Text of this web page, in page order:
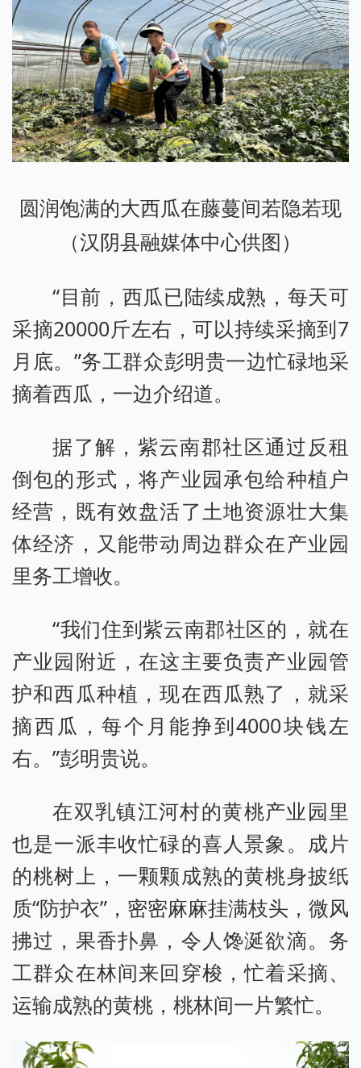
圆润饱满的大西瓜在藤蔓间若隐若现
（汉阴县融媒体中心供图）
“目前，西瓜已陆续成熟，每天可
采摘20000斤左右，可以持续采摘到7
月底。”务工群众彭明贵一边忙碌地采
摘着西瓜，一边介绍道。
据了解，紫云南郡社区通过反租
倒包的形式，将产业园承包给种植户
经营，既有效盘活了土地资源壮大集
体经济，又能带动周边群众在产业园
里务工增收。
“我们住到紫云南郡社区的，就在
产业园附近，在这主要负责产业园管
护和西瓜种植，现在西瓜熟了，就采
摘西瓜，每个月能挣到4000块钱左
右。”彭明贵说。
在双乳镇江河村的黄桃产业园里
也是一派丰收忙碌的喜人景象。成片
的桃树上，一颗颗成熟的黄桃身披纸
质“防护衣”，密密麻麻挂满枝头，微风
拂过，果香扑鼻，令人馋涎欲滴。务
工群众在林间来回穿梭，忙着采摘、
运输成熟的黄桃，桃林间一片繁忙。